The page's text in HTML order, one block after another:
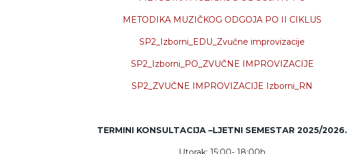
METODIKA MUZIČKOG ODGOJA PO II CIKLUS
SP2_Izborni_EDU_Zvučne improvizacije
SP2_Izborni_PO_ZVUČNE IMPROVIZACIJE
SP2_ZVUČNE IMPROVIZACIJE Izborni_RN
TERMINI KONSULTACIJA –LJETNI SEMESTAR 2025/2026.